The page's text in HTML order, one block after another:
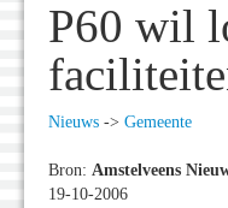
P60 wil
Nieuws -> Gemeente
Bron: Amstelveens
19-10-2006